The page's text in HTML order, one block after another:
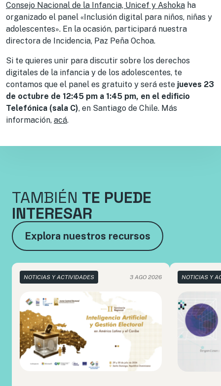
Consejo Nacional de la Infancia, Unicef y Ashoka ha
organizado el panel «Inclusión digital para niños, niñas y
adolescentes». En la ocasión, participará nuestra
directora de Incidencia, Paz Peña Ochoa.
Si te quieres unir para discutir sobre los derechos
digitales de la infancia y de los adolescentes, te
contamos que el panel es gratuito y será este jueves 23
de octubre de 12:45 pm a 1:45 pm, en el edificio
Telefónica (sala C), en Santiago de Chile. Más
información, acá.
TAMBIÉN TE PUEDE
INTERESAR
Explora nuestros recursos
NOTICIAS Y ACTIVIDADES 3 AGO 2026 NOTICIAS Y